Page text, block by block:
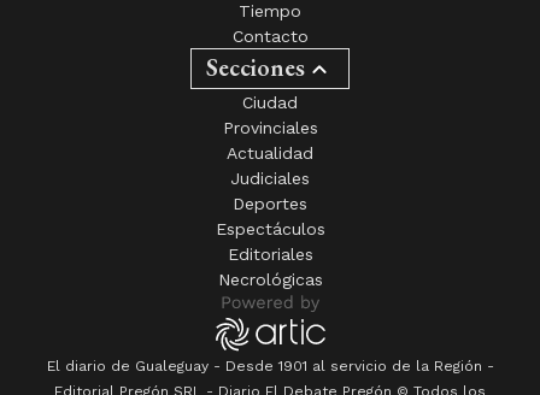
Tiempo
Contacto
Secciones
Ciudad
Provinciales
Actualidad
Judiciales
Deportes
Espectáculos
Editoriales
Necrológicas
El diario de Gualeguay - Desde 1901 al servicio de la Región -